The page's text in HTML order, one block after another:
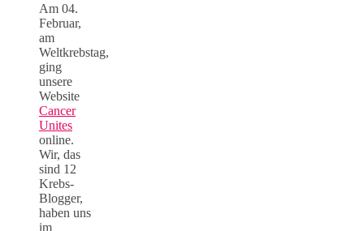
Am 04.
Februar,
am
Weltkrebstag,
ging
unsere
Website
Cancer
Unites
online.
Wir, das
sind 12
Krebs-
Blogger,
haben uns
im